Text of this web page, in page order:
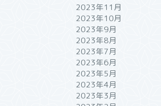
2023年11月
2023年10月
2023年9月
2023年8月
2023年7月
2023年6月
2023年5月
2023年4月
2023年3月